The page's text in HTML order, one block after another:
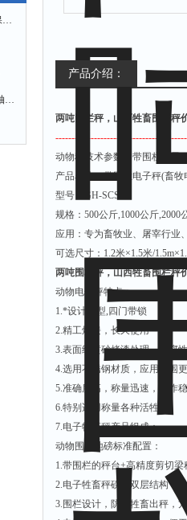
25kg标准砝码保养，20kg铸铁砝码保养方法
100吨轴重秤（轴重仪），100t无线轴重秤
产品介绍：
两吨围栏秤，山西牲畜围栏秤
动物秤技术参数，带围栏电子
产品名称：带围栏电子秤(畜牧
型号：
GH-SCS
规格： 500公斤,1000公斤,2000
应用：专为畜牧业、屠宰行业
可选尺寸： 1.2米×1.5米/1.5m×
两吨围栏秤，山西牲畜围栏秤
动物电子秤特点：
1.*设计模型, 四门带锁
2.精工焊接，长久使用
3.表面经喷砂烤漆处理，抗腐
4.选用不锈钢材质，应用范围
5.准确度高，称量迅速，工作
6.特别适用称量各种活牲畜
7.电子牲畜秤产品组成：
动物围栏地磅标准配置：
1.带围栏的秤台+高精度剪切梁
2.电子牲畜秤磅体双层结构，
3. 围栏设计，防止牲畜出秤，